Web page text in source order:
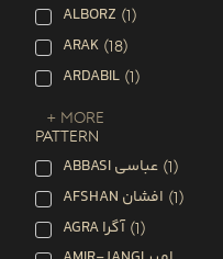
ALBORZ (1)
ARAK (18)
ARDABIL (1)
+ More
PATTERN
ABBASI عباسی (1)
AFSHAN افشان (1)
AGRA آگرا (1)